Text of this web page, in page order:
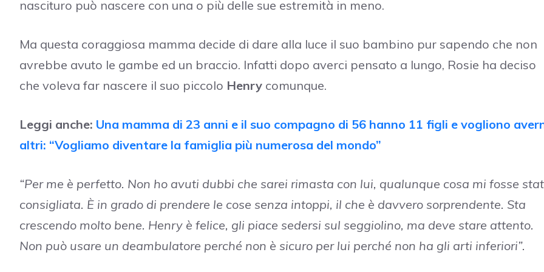
nascituro può nascere con una o più delle sue estremità in meno.
Ma questa coraggiosa mamma decide di dare alla luce il suo bambino pur sapendo che non
avrebbe avuto le gambe ed un braccio. Infatti dopo averci pensato a lungo, Rosie ha deciso
che voleva far nascere il suo piccolo Henry comunque.
Leggi anche: Una mamma di 23 anni e il suo compagno di 56 hanno 11 figli e vogliono
altri: “Vogliamo diventare la famiglia più numerosa del mondo”
“Per me è perfetto. Non ho avuti dubbi che sarei rimasta con lui, qualunque cosa mi fosse
consigliata. È in grado di prendere le cose senza intoppi, il che è davvero sorprendente. Sta
crescendo molto bene. Henry è felice, gli piace sedersi sul seggiolino, ma deve stare attento.
Non può usare un deambulatore perché non è sicuro per lui perché non ha gli arti inferiori”.